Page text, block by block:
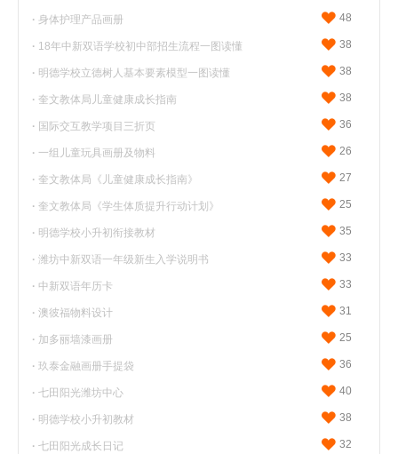
· 身体护理产品画册 48
· 18年中新双语学校初中部招生流程一图读懂 38
· 明德学校立德树人基本要素模型一图读懂 38
· 奎文教体局儿童健康成长指南 38
· 国际交互教学项目三折页 36
· 一组儿童玩具画册及物料 26
· 奎文教体局《儿童健康成长指南》 27
· 奎文教体局《学生体质提升行动计划》 25
· 明德学校小升初衔接教材 35
· 潍坊中新双语一年级新生入学说明书 33
· 中新双语年历卡 33
· 澳彼福物料设计 31
· 加多丽墙漆画册 25
· 玖泰金融画册手提袋 36
· 七田阳光潍坊中心 40
· 明德学校小升初教材 38
· 七田阳光成长日记 32